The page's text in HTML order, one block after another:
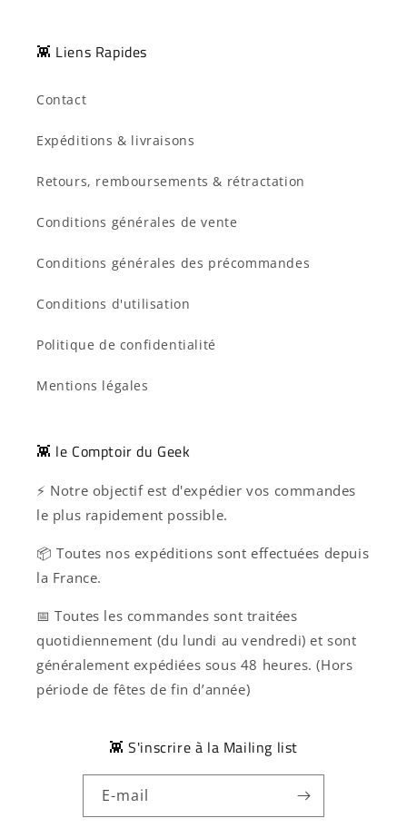
👾 Liens Rapides
Contact
Expéditions & livraisons
Retours, remboursements & rétractation
Conditions générales de vente
Conditions générales des précommandes
Conditions d'utilisation
Politique de confidentialité
Mentions légales
👾 le Comptoir du Geek
⚡ Notre objectif est d'expédier vos commandes
le plus rapidement possible.
📦 Toutes nos expéditions sont effectuées depuis
la France.
📅 Toutes les commandes sont traitées
quotidiennement (du lundi au vendredi) et sont
généralement expédiées sous 48 heures. (Hors
période de fêtes de fin d’année)
👾 S'inscrire à la Mailing list
E-mail